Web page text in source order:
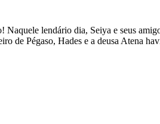
lendário dia, Seiya e seus
Pégaso, Hades e a deusa Atena